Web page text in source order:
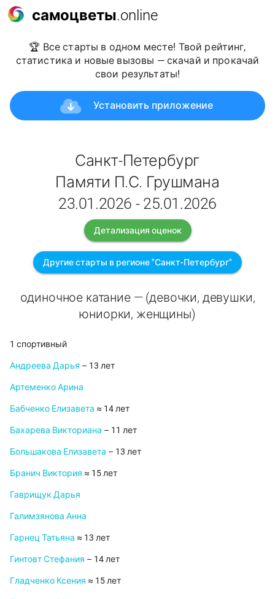
самоцветы.online
🏆 Все старты в одном месте! Твой рейтинг,
статистика и новые вызовы — скачай и прокачай
свои результаты!
Установить приложение
Санкт-Петербург
Памяти П.С. Грушмана
23.01.2026 - 25.01.2026
Детализация оценок
Другие старты в регионе "Санкт-Петербург"
одиночное катание — (девочки, девушки,
юниорки, женщины)
1 спортивный
Андреева Дарья – 13 лет
Артеменко Арина
Бабченко Елизавета ≈ 14 лет
Бахарева Викториана – 11 лет
Большакова Елизавета – 13 лет
Бранич Виктория ≈ 15 лет
Гаврищук Дарья
Галимзянова Анна
Гарнец Татьяна ≈ 13 лет
Гинтовт Стефания – 14 лет
Гладченко Ксения ≈ 15 лет